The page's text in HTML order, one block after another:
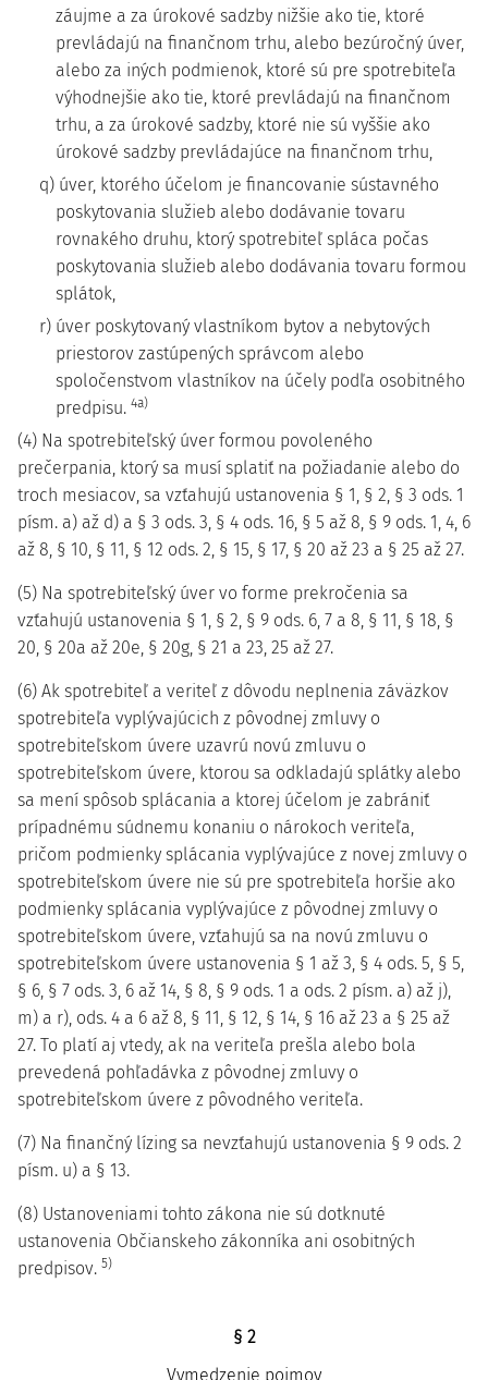
záujme a za úrokové sadzby nižšie ako tie, ktoré
prevládajú na finančnom trhu, alebo bezúročný úver,
alebo za iných podmienok, ktoré sú pre spotrebiteľa
výhodnejšie ako tie, ktoré prevládajú na finančnom
trhu, a za úrokové sadzby, ktoré nie sú vyššie ako
úrokové sadzby prevládajúce na finančnom trhu,
q) úver, ktorého účelom je financovanie sústavného
poskytovania služieb alebo dodávanie tovaru
rovnakého druhu, ktorý spotrebiteľ spláca počas
poskytovania služieb alebo dodávania tovaru formou
splátok,
r) úver poskytovaný vlastníkom bytov a nebytových
priestorov zastúpených správcom alebo
spoločenstvom vlastníkov na účely podľa osobitného
predpisu. 4a)
(4) Na spotrebiteľský úver formou povoleného
prečerpania, ktorý sa musí splatiť na požiadanie alebo do
troch mesiacov, sa vzťahujú ustanovenia § 1, § 2, § 3 ods. 1
písm. a) až d) a § 3 ods. 3, § 4 ods. 16, § 5 až 8, § 9 ods. 1, 4, 6
až 8, § 10, § 11, § 12 ods. 2, § 15, § 17, § 20 až 23 a § 25 až 27.
(5) Na spotrebiteľský úver vo forme prekročenia sa
vzťahujú ustanovenia § 1, § 2, § 9 ods. 6, 7 a 8, § 11, § 18, §
20, § 20a až 20e, § 20g, § 21 a 23, 25 až 27.
(6) Ak spotrebiteľ a veriteľ z dôvodu neplnenia záväzkov
spotrebiteľa vyplývajúcich z pôvodnej zmluvy o
spotrebiteľskom úvere uzavrú novú zmluvu o
spotrebiteľskom úvere, ktorou sa odkladajú splátky alebo
sa mení spôsob splácania a ktorej účelom je zabrániť
prípadnému súdnemu konaniu o nárokoch veriteľa,
pričom podmienky splácania vyplývajúce z novej zmluvy o
spotrebiteľskom úvere nie sú pre spotrebiteľa horšie ako
podmienky splácania vyplývajúce z pôvodnej zmluvy o
spotrebiteľskom úvere, vzťahujú sa na novú zmluvu o
spotrebiteľskom úvere ustanovenia § 1 až 3, § 4 ods. 5, § 5,
§ 6, § 7 ods. 3, 6 až 14, § 8, § 9 ods. 1 a ods. 2 písm. a) až j),
m) a r), ods. 4 a 6 až 8, § 11, § 12, § 14, § 16 až 23 a § 25 až
27. To platí aj vtedy, ak na veriteľa prešla alebo bola
prevedená pohľadávka z pôvodnej zmluvy o
spotrebiteľskom úvere z pôvodného veriteľa.
(7) Na finančný lízing sa nevzťahujú ustanovenia § 9 ods. 2
písm. u) a § 13.
(8) Ustanoveniami tohto zákona nie sú dotknuté
ustanovenia Občianskeho zákonníka ani osobitných
predpisov. 5)
§ 2
Vymedzenie pojmov